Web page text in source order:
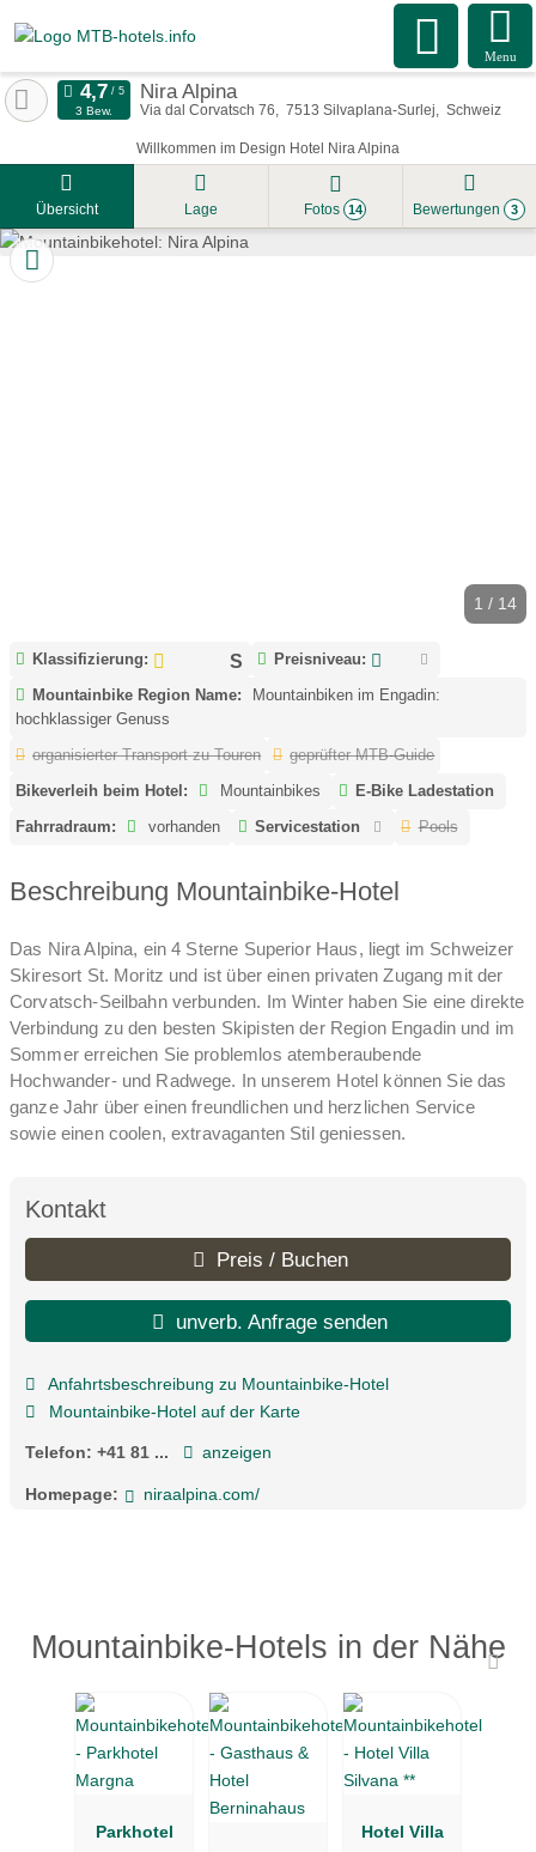
Menu
Nira Alpina
Via dal Corvatsch 76 7513 Silvaplana-Surlej Schweiz
Willkommen im Design Hotel Nira Alpina
3 Bew.
Übersicht Lage Fotos 14 Bewertungen 3
1 / 14
Klassifizierung:
Preisniveau:
Mountainbike Region Name:
Mountainbiken im Engadin:
hochklassiger Genuss
organisierter Transport zu Touren
geprüfter MTB-Guide
Bikeverleih beim Hotel:
Mountainbikes
E-Bike Ladestation
Fahrradraum:
vorhanden Servicestation Pools
Beschreibung Mountainbike-Hotel
Das Nira Alpina, ein 4 Sterne Superior Haus, liegt im Schweizer
Skiresort St. Moritz und ist über einen privaten Zugang mit der
Corvatsch-Seilbahn verbunden. Im Winter haben Sie eine direkte
Verbindung zu den besten Skipisten der Region Engadin und im
Sommer erreichen Sie problemlos atemberaubende
Hochwander- und Radwege. In unserem Hotel können Sie das
ganze Jahr über einen freundlichen und herzlichen Service
sowie einen coolen, extravaganten Stil geniessen.
Kontakt
Preis / Buchen
unverb. Anfrage senden
Anfahrtsbeschreibung zu Mountainbike-Hotel
Mountainbike-Hotel auf der Karte
Telefon: +41 81 ... anzeigen
Homepage: niraalpina.com/
Mountainbike-Hotels in der Nähe
Parkhotel
Hotel Villa